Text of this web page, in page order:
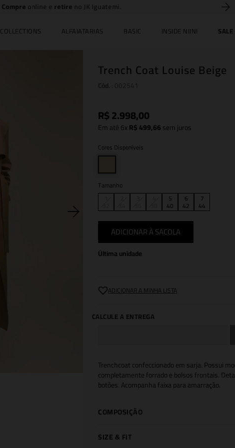
Frete Grátisacima de R$ 2.000,00
COLLECTIONS ALFAIATARIAS BASIC INSIDE NIINI SALE
Trench Coat Louise Beige
R$2.998,00
Em até6xR$499,66sem juros
Cores Disponíveis
Tamanho
5
40
6
42
7
44
ADICIONAR À SACOLA
Última unidade
Trenchcoat confeccionado em sarja. Possui
completamente forrado e bolsos frontais.
botões. Acompanha faixa para amarração.
COMPOSIÇÃO
SIZE & FIT